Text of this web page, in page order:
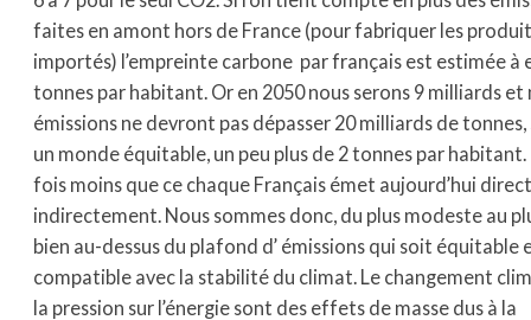
faites en amont hors de France (pour fabriquer les
importés) l’empreinte carbone par français est estimée à
tonnes par habitant. Or en 2050 nous serons 9 milliards et
émissions ne devront pas dépasser 20 milliards de
un monde équitable, un peu plus de 2 tonnes par habitant.
fois moins que ce chaque Français émet aujourd’hui
indirectement. Nous sommes donc, du plus modeste au
bien au-dessus du plafond d’ émissions qui soit équitable
compatible avec la stabilité du climat. Le changement
la pression sur l’énergie sont des effets de masse dus à la